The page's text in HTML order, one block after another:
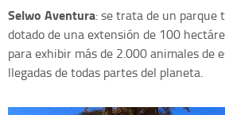
Selwo Aventura: se trata de un parque
dotado de una extensión de 100
para exhibir más de 2.000 animales de
llegadas de todas partes del planeta.